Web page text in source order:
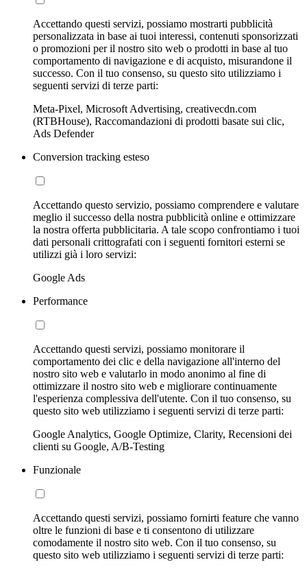
Accettando questi servizi, possiamo mostrarti pubblicità
personalizzata in base ai tuoi interessi, contenuti sponsorizzati
o promozioni per il nostro sito web o prodotti in base al tuo
comportamento di navigazione e di acquisto, misurandone il
successo. Con il tuo consenso, su questo sito utilizziamo i
seguenti servizi di terze parti:
Meta-Pixel, Microsoft Advertising, creativecdn.com
(RTBHouse), Raccomandazioni di prodotti basate sui clic,
Ads Defender
Conversion tracking esteso
Accettando questo servizio, possiamo comprendere e valutare
meglio il successo della nostra pubblicità online e ottimizzare
la nostra offerta pubblicitaria. A tale scopo confrontiamo i tuoi
dati personali crittografati con i seguenti fornitori esterni se
utilizzi già i loro servizi:
Google Ads
Performance
Accettando questi servizi, possiamo monitorare il
comportamento dei clic e della navigazione all'interno del
nostro sito web e valutarlo in modo anonimo al fine di
ottimizzare il nostro sito web e migliorare continuamente
l'esperienza complessiva dell'utente. Con il tuo consenso, su
questo sito web utilizziamo i seguenti servizi di terze parti:
Google Analytics, Google Optimize, Clarity, Recensioni dei
clienti su Google, A/B-Testing
Funzionale
Accettando questi servizi, possiamo fornirti feature che vanno
oltre le funzioni di base e ti consentono di utilizzare
comodamente il nostro sito web. Con il tuo consenso, su
questo sito web utilizziamo i seguenti servizi di terze parti: